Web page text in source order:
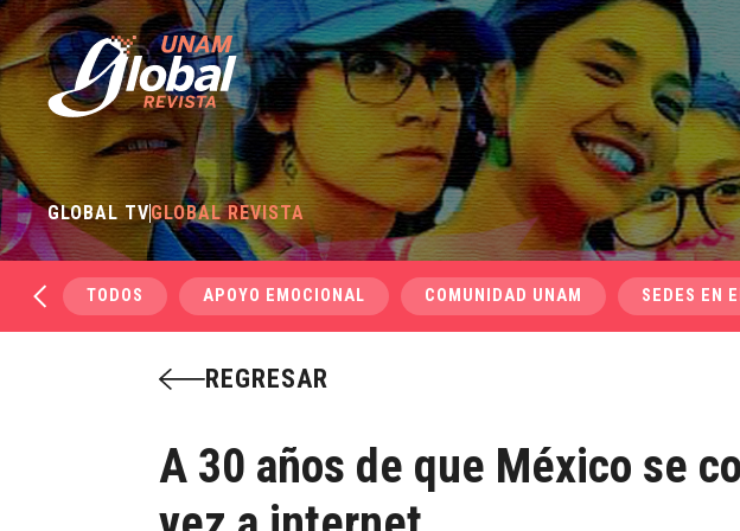
GLOBAL TVGLOBAL REVISTA
TODOS APOYO EMOCIONAL COMUNIDAD UNAM SEDES EN
REGRESAR
A 30 años de que México se